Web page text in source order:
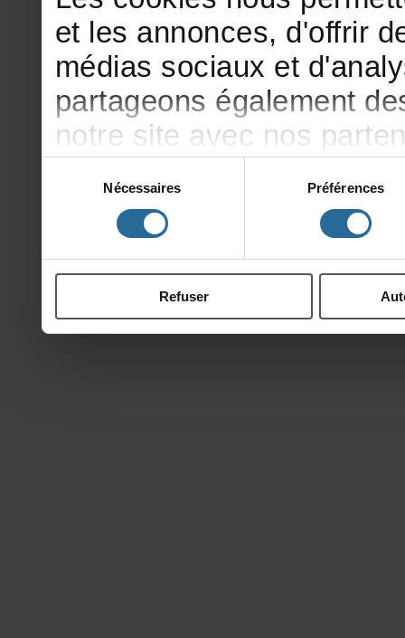
consentement
Nécessaires Préférences
Refuser